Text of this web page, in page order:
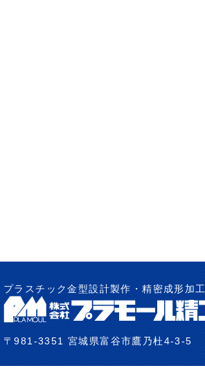
プラスチック金型設計製作・精密成形加工
〒981-3351 宮城県富谷市鷹乃杜4-3-5